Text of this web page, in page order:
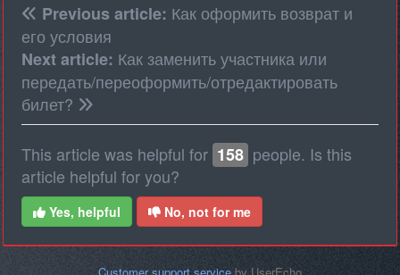
Previous article: Как оформить возврат и
его условия
Next article: Как заменить участника или
передать/переоформить/отредактировать
билет?
This article was helpful for 158 people. Is this
article helpful for you?
Yes, helpful No, not for me